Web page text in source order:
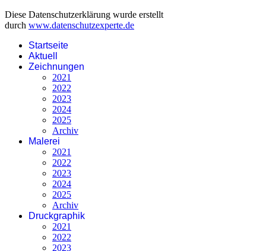
Diese Datenschutzerklärung wurde erstellt
durch www.datenschutzexperte.de
Startseite
Aktuell
Zeichnungen
2021
2022
2023
2024
2025
Archiv
Malerei
2021
2022
2023
2024
2025
Archiv
Druckgraphik
2021
2022
2023